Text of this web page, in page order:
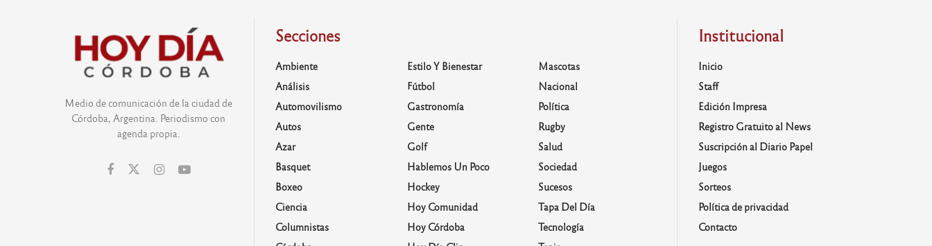
Medio de comunicación de la ciudad de
Córdoba, Argentina. Periodismo con
agenda propia.
Secciones
Ambiente
Análisis
Automovilismo
Autos
Azar
Basquet
Boxeo
Ciencia
Columnistas
Estilo Y Bienestar
Fútbol
Gastronomía
Gente
Golf
Hablemos Un Poco
Hockey
Hoy Comunidad
Hoy Córdoba
Mascotas
Nacional
Política
Rugby
Salud
Sociedad
Sucesos
Tapa Del Día
Tecnología
Institucional
Inicio
Staff
Edición Impresa
Registro Gratuito al News
Suscripción al Diario Papel
Juegos
Sorteos
Política de privacidad
Contacto